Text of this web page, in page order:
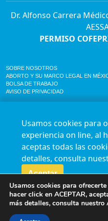
Dr. Alfonso Carrera
PERMISO
SOBRE NOSOTROS
ABORTO Y SU MARCO LEGAL EN
BOLSA DE TRABAJO
AVISO DE PRIVACIDAD
Agenda en
Síguenos
use
Usamos cookies para
experiencia on line, al
aceptas todas las
detalles, consulta
Aceptar
Usamos cookies para
hacer click en ACEPTAR,
más detalles, consulta nuestro